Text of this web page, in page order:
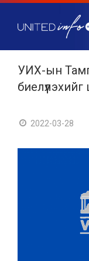
УИХ-ын
2022-03-28